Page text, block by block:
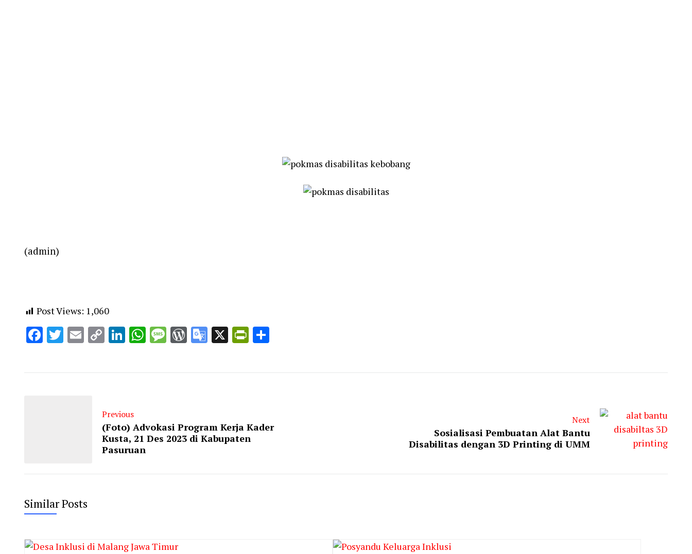
(admin)
Post Views: 1,060
Facebook
Twitter
EmailCopyLinkedIn
WhatsApp
Message
WordPress
Google
X PrintFriendly
Previous
(Foto) Advokasi Program Kerja Kader
Kusta, 21 Des 2023 di Kabupaten
Pasuruan
Next
Sosialisasi Pembuatan Alat Bantu
Disabilitas dengan 3D Printing di UMM
Similar Posts